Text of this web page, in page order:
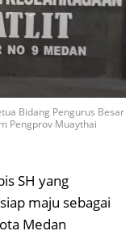
Bidang Pengurus Besar
Pengprov Muaythai
SH yang
maju sebagai
Medan